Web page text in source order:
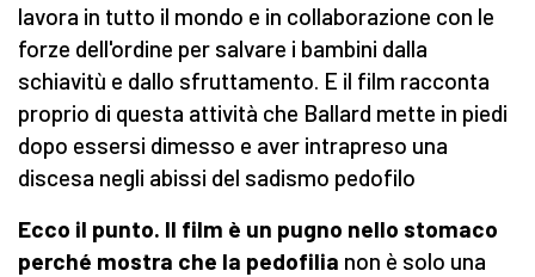
lavora in tutto il mondo e in collaborazione con le
forze dell'ordine per salvare i bambini dalla
schiavitù e dallo sfruttamento. E il film racconta
proprio di questa attività che Ballard mette in piedi
dopo essersi dimesso e aver intrapreso una
discesa negli abissi del sadismo pedofilo
Ecco il punto. Il film è un pugno nello stomaco
perché mostra che la pedofilia non è solo una